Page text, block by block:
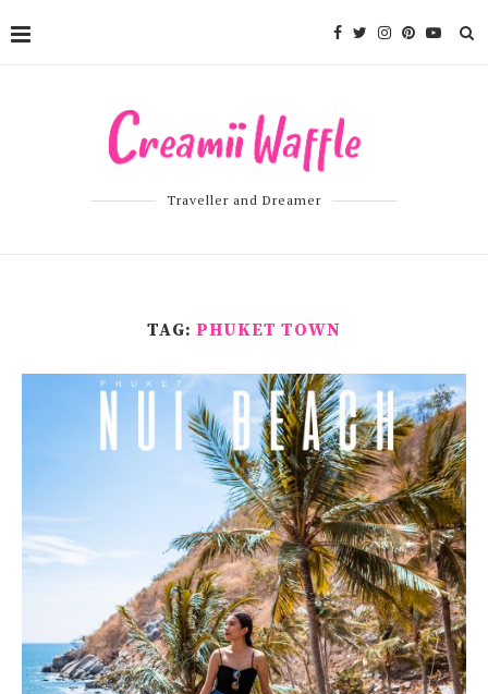
Traveller and Dreamer
TAG: PHUKET TOWN